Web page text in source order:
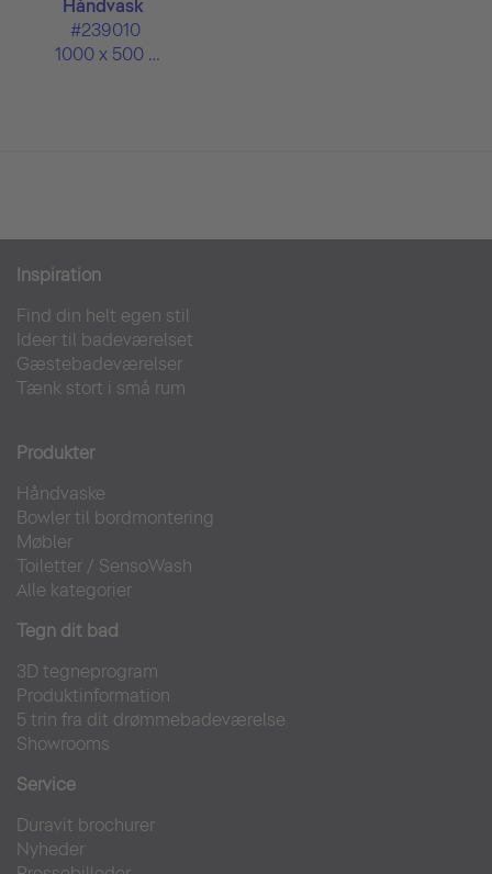
Håndvask
#239010
1000 x 500 mm
Inspiration
Find din helt egen stil
Ideer til badeværelset
Gæstebadeværelser
Tænk stort i små rum
Produkter
Håndvaske
Bowler til bordmontering
Møbler
Toiletter / SensoWash
Alle kategorier
Tegn dit bad
3D tegneprogram
Produktinformation
5 trin fra dit drømmebadeværelse
Showrooms
Service
Duravit brochurer
Nyheder